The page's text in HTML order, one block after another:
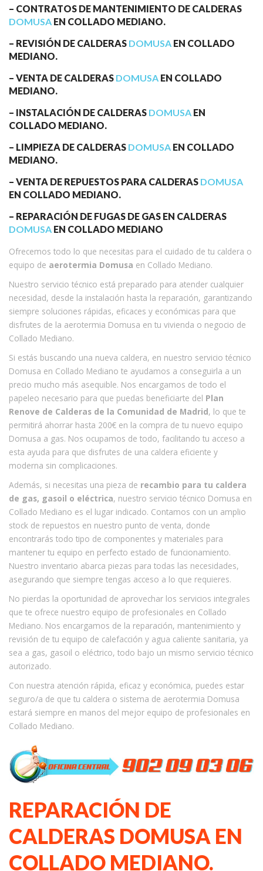
– CONTRATOS DE MANTENIMIENTO DE CALDERAS
DOMUSA EN COLLADO MEDIANO.
– REVISIÓN DE CALDERAS DOMUSA EN COLLADO
MEDIANO.
– VENTA DE CALDERAS DOMUSA EN COLLADO
MEDIANO.
– INSTALACIÓN DE CALDERAS DOMUSA EN
COLLADO MEDIANO.
– LIMPIEZA DE CALDERAS DOMUSA EN COLLADO
MEDIANO.
– VENTA DE REPUESTOS PARA CALDERAS DOMUSA
EN COLLADO MEDIANO.
– REPARACIÓN DE FUGAS DE GAS EN CALDERAS
DOMUSA EN COLLADO MEDIANO
Ofrecemos todo lo que necesitas para el cuidado de tu caldera o
equipo de aerotermia Domusa en Collado Mediano.
Nuestro servicio técnico está preparado para atender cualquier
necesidad, desde la instalación hasta la reparación, garantizando
siempre soluciones rápidas, eficaces y económicas para que
disfrutes de la aerotermia Domusa en tu vivienda o negocio de
Collado Mediano.
Si estás buscando una nueva caldera, en nuestro servicio técnico
Domusa en Collado Mediano te ayudamos a conseguirla a un
precio mucho más asequible. Nos encargamos de todo el
papeleo necesario para que puedas beneficiarte del Plan
Renove de Calderas de la Comunidad de Madrid, lo que te
permitirá ahorrar hasta 200€ en la compra de tu nuevo equipo
Domusa a gas. Nos ocupamos de todo, facilitando tu acceso a
esta ayuda para que disfrutes de una caldera eficiente y
moderna sin complicaciones.
Además, si necesitas una pieza de recambio para tu caldera
de gas, gasoil o eléctrica, nuestro servicio técnico Domusa en
Collado Mediano es el lugar indicado. Contamos con un amplio
stock de repuestos en nuestro punto de venta, donde
encontrarás todo tipo de componentes y materiales para
mantener tu equipo en perfecto estado de funcionamiento.
Nuestro inventario abarca piezas para todas las necesidades,
asegurando que siempre tengas acceso a lo que requieres.
No pierdas la oportunidad de aprovechar los servicios integrales
que te ofrece nuestro equipo de profesionales en Collado
Mediano. Nos encargamos de la reparación, mantenimiento y
revisión de tu equipo de calefacción y agua caliente sanitaria, ya
sea a gas, gasoil o eléctrico, todo bajo un mismo servicio técnico
autorizado.
Con nuestra atención rápida, eficaz y económica, puedes estar
seguro/a de que tu caldera o sistema de aerotermia Domusa
estará siempre en manos del mejor equipo de profesionales en
Collado Mediano.
REPARACIÓN DE
CALDERAS DOMUSA EN
COLLADO MEDIANO.